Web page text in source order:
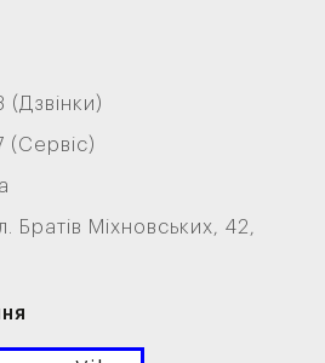
Братів Міхновських, 42,